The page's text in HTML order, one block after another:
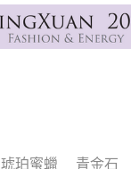
商品分類
部落格分類